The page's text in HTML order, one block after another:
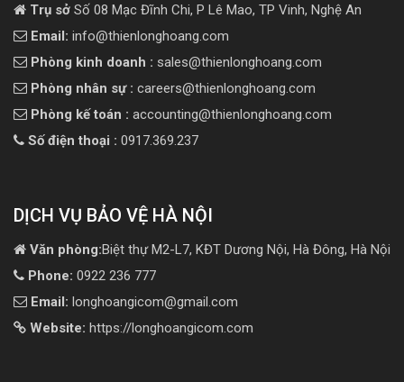
Trụ sở Số 08 Mạc Đĩnh Chi, P Lê Mao, TP Vinh, Nghệ An
Email: info@thienlonghoang.com
Phòng kinh doanh : sales@thienlonghoang.com
Phòng nhân sự : careers@thienlonghoang.com
Phòng kế toán : accounting@thienlonghoang.com
Số điện thoại : 0917.369.237
DỊCH VỤ BẢO VỆ HÀ NỘI
Văn phòng:Biệt thự M2-L7, KĐT Dương Nội, Hà Đông, Hà Nội
Phone: 0922 236 777
Email: longhoangicom@gmail.com
Website: https://longhoangicom.com